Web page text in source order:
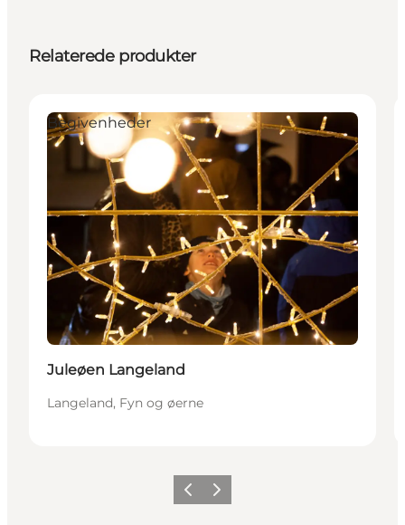
Relaterede produkter
Begivenheder
Juleøen Langeland
Langeland, Fyn og øerne
ForrigeNæste